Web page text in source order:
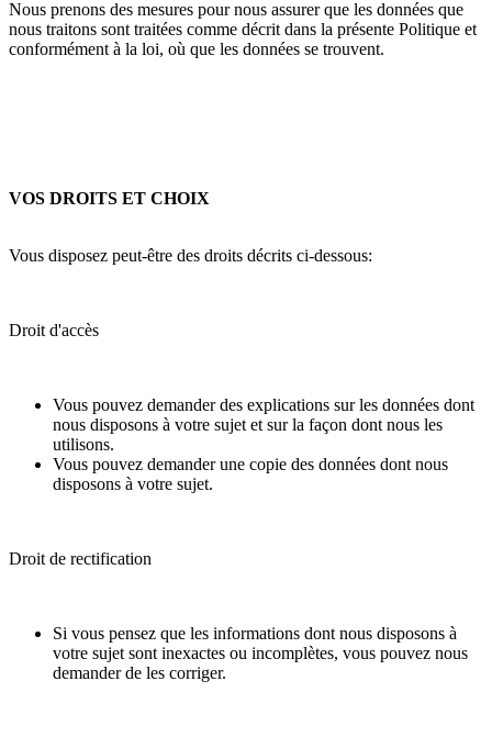
Nous prenons des mesures pour nous assurer que les données que
nous traitons sont traitées comme décrit dans la présente Politique et
conformément à la loi, où que les données se trouvent.
VOS DROITS ET CHOIX
Vous disposez peut-être des droits décrits ci-dessous:
Droit d'accès
Vous pouvez demander des explications sur les données dont
nous disposons à votre sujet et sur la façon dont nous les
utilisons.
Vous pouvez demander une copie des données dont nous
disposons à votre sujet.
Droit de rectification
Si vous pensez que les informations dont nous disposons à
votre sujet sont inexactes ou incomplètes, vous pouvez nous
demander de les corriger.